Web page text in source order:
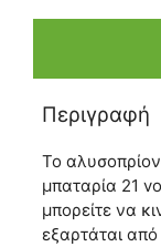
Περιγραφή
Το
μπαταρία 21
μπορείτε να
εξαρτάται από